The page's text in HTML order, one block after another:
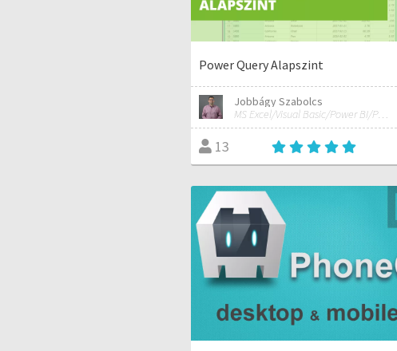
Power Query Alapszint
Jobbágy Szabolcs
MS Excel/Visual Basic/Power BI/Python adatelemzési szakértő
13